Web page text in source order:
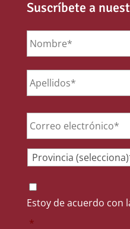
Suscríbete a
Nombre *
Email *
Provincia *
Consentimiento
Estoy de acuerdo con
*